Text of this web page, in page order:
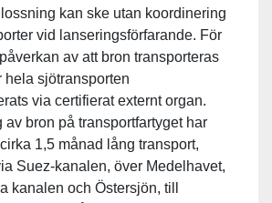
kan ske utan koordinering
vid lanseringsförfarande. För
av att bron transporteras
hela sjötransporten
via certifierat externt organ.
av bron på transportfartyget har
1,5 månad lång transport,
Suez-kanalen, över Medelhavet,
kanalen och Östersjön, till